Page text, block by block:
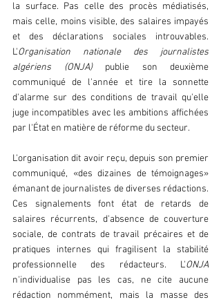
la surface. Pas celle des procès médiatisés,
mais celle, moins visible, des salaires impayés
et des déclarations sociales introuvables.
L'Organisation nationale des journalistes
algériens (ONJA) publie son deuxième
communiqué de l'année et tire la sonnette
d'alarme sur des conditions de travail qu'elle
juge incompatibles avec les ambitions affichées
par l'État en matière de réforme du secteur.
L'organisation dit avoir reçu, depuis son premier
communiqué, «des dizaines de témoignages»
émanant de journalistes de diverses rédactions.
Ces signalements font état de retards de
salaires récurrents, d'absence de couverture
sociale, de contrats de travail précaires et de
pratiques internes qui fragilisent la stabilité
professionnelle des rédacteurs. L'ONJA
n'individualise pas les cas, ne cite aucune
rédaction nommément, mais la masse des